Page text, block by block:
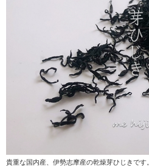
貴重な国内産、伊勢志摩産の乾燥芽ひじきで